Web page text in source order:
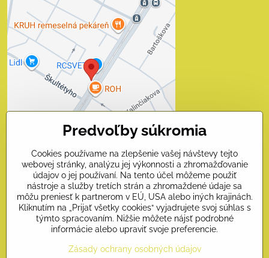
Externý obsah je
blokovaný Voľbami
súkromia
Prajete si načítať externý obsah?
Povoliť tentokrát
Povoliť a zapamätať - súhlas
Otvoriť obsah v novom okne
Kontakty
Naši priatelia
Predvoľby súkromia
Cookies používame na zlepšenie vašej návštevy tejto
webovej stránky, analýzu jej výkonnosti a zhromažďovanie
údajov o jej používaní. Na tento účel môžeme použiť
nástroje a služby tretích strán a zhromaždené údaje sa
môžu preniesť k partnerom v EÚ, USA alebo iných krajinách.
Kliknutím na „Prijať všetky cookies“ vyjadrujete svoj súhlas s
týmto spracovaním. Nižšie môžete nájsť podrobné
informácie alebo upraviť svoje preferencie.
Zásady ochrany osobných údajov